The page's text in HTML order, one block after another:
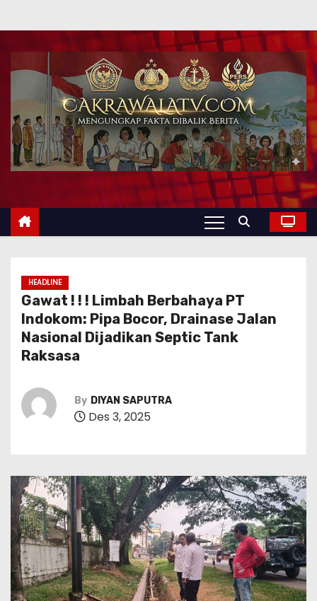
HEADLINE
Gawat ! ! ! Limbah Berbahaya PT
Indokom: Pipa Bocor, Drainase Jalan
Nasional Dijadikan Septic Tank
Raksasa
By DIYAN SAPUTRA
Des 3, 2025